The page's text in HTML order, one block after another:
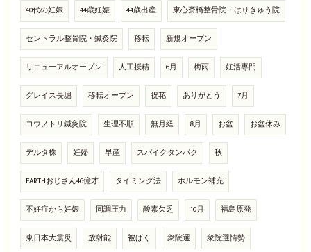
40代の妊娠 44歳妊娠 44歳出産 東心斎橋整骨院・はりきゅう院
セントラル整骨院・鍼灸院 移転 新規オープン
リニューアルオープン 人工授精 6月 梅雨 妊活専門
グレイス長堀 移転オープン 祝花 ありがとう 7月
コウノトリ鍼灸院 生理不順 無月経 8月 お盆 お盆休み
デルタ株 妊婦 早産 スパイクタンパク 秋
EARTHおじさん46億才 タイミング法 ホルモン補充
不妊症から妊娠 同調圧力 酸素欠乏 10月 福島原発
東日本大震災 放射能 被ばく 衆院選 衆院選情勢